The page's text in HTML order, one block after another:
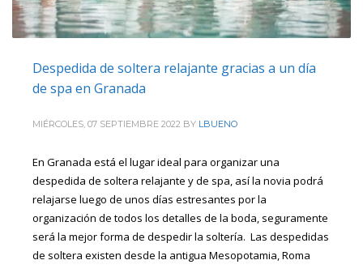
Despedida de soltera relajante gracias a un día
de spa en Granada
MIÉRCOLES, 07 SEPTIEMBRE 2022 BY LBUENO
En Granada está el lugar ideal para organizar una
despedida de soltera relajante y de spa, así la novia podrá
relajarse luego de unos días estresantes por la
organización de todos los detalles de la boda, seguramente
será la mejor forma de despedir la soltería. Las despedidas
de soltera existen desde la antigua Mesopotamia, Roma